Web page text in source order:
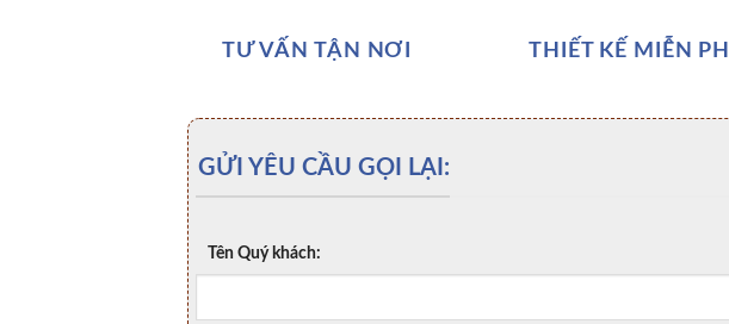
TƯ VẤN TẬN NƠI THIẾT KẾ MIỄN PHÍ
GỬI YÊU CẦU GỌI LẠI:
Tên Quý khách: